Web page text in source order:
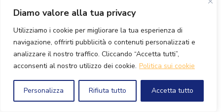
Diamo valore alla tua privacy
Utilizziamo i cookie per migliorare la tua esperienza di
navigazione, offrirti pubblicità o contenuti personalizzati e
analizzare il nostro traffico. Cliccando “Accetta tutti”,
acconsenti al nostro utilizzo dei cookie. Politica sui cookie
Personalizza Rifiuta tutto Accetta tutto
moderno. Un vero classico, scritto da un autore che non ha
bisogno di presentazioni!
CREARE MERAVIGLIE. 9 EFFETTI MAGICI E
SEMPLICI RICETTE PER SVILUPPARE LA
CREATIVITA’ NELLA MAGIAdi Rino Panetti
Attraverso la spiegazione di effetti di mentalismo e magia
mentale si spiegano semplici metodi per espandere la